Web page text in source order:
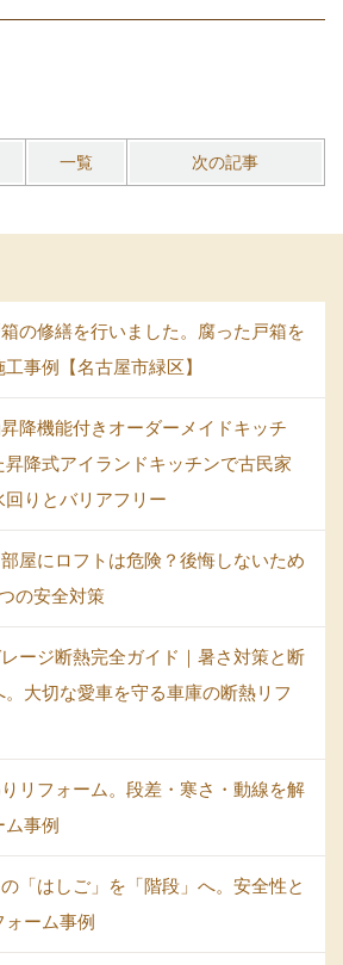
一覧 次の記事
の修繕を行いました。腐った戸箱を
事例【名古屋市緑区】
降機能付きオーダーメイドキッチ
昇降式アイランドキッチンで古民家
回りとバリアフリー
屋にロフトは危険？後悔しないため
の安全対策
ージ断熱完全ガイド｜暑さ対策と断
大切な愛車を守る車庫の断熱リフ
リフォーム。段差・寒さ・動線を解
ム事例
「はしご」を「階段」へ。安全性と
ォーム事例